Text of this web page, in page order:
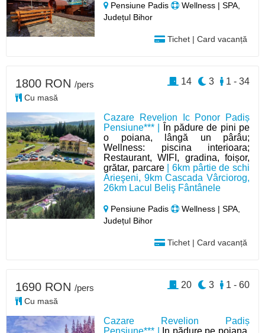
Pensiune Padis
Wellness | SPA,
Județul Bihor
Tichet | Card vacanță
Cazare Revelion Ic Ponor Padiș
Pensiune*** |
În pădure de pini pe
o poiana, lângă un pârâu;
Wellness: piscina interioara;
Restaurant, WIFI, gradina, foișor,
grătar, parcare| 6km pârtie de schi
Arieşeni, 9km Cascada Vârciorog,
26km Lacul Beliş Fântânele
Pensiune Padis
Wellness | SPA,
Județul Bihor
Tichet | Card vacanță
1800 RON /pers
Cu masă
1 - 34
3
14
Cazare Revelion Padiș
1690 RON /pers
Cu masă
1 - 60
3
20